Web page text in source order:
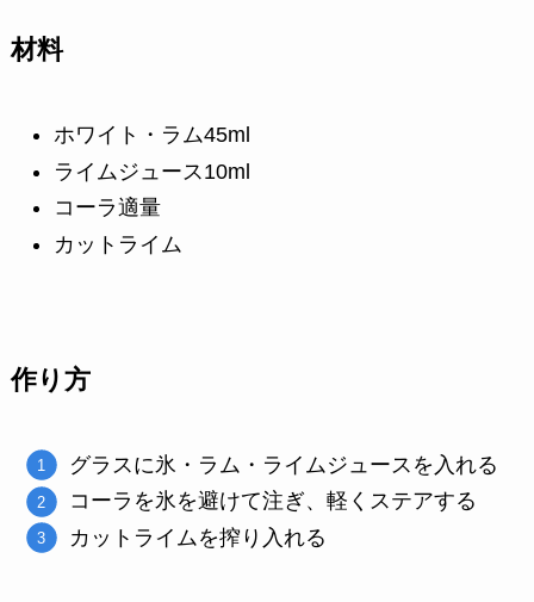
材料
ホワイト・ラム45ml
ライムジュース10ml
コーラ適量
カットライム
作り方
グラスに氷・ラム・ライムジュースを入れる
コーラを氷を避けて注ぎ、軽くステアする
カットライムを搾り入れる